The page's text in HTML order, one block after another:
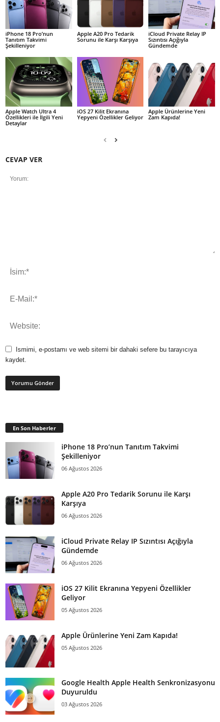
iPhone 18 Pro’nun
Tanıtım Takvimi
Şekilleniyor
Apple A20 Pro Tedarik
Sorunu ile Karşı Karşıya
iCloud Private Relay IP
Sızıntısı Açığıyla
Gündemde
Apple Watch Ultra 4
Özellikleri ile İlgili Yeni
Detaylar
iOS 27 Kilit Ekranına
Yepyeni Özellikler Geliyor
Apple Ürünlerine Yeni
Zam Kapıda!
CEVAP VER
Ismimi, e-postamı ve web sitemi bir dahaki sefere bu tarayıcıya
kaydet.
En Son Haberler
iPhone 18 Pro’nun Tanıtım Takvimi
Şekilleniyor
06 Ağustos 2026
Apple A20 Pro Tedarik Sorunu ile Karşı
Karşıya
06 Ağustos 2026
iCloud Private Relay IP Sızıntısı Açığıyla
Gündemde
06 Ağustos 2026
iOS 27 Kilit Ekranına Yepyeni Özellikler
Geliyor
05 Ağustos 2026
Apple Ürünlerine Yeni Zam Kapıda!
05 Ağustos 2026
Google Health Apple Health Senkronizasyonu
Duyuruldu
03 Ağustos 2026